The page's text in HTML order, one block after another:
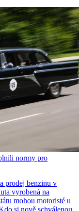
normy pro
prodej benzinu v
vyrobená na
mohou motoristé u
si nově schválenou